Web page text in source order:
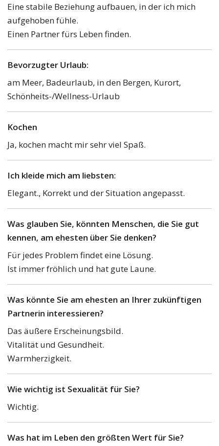
Eine stabile Beziehung aufbauen, in der ich mich
aufgehoben fühle.
Einen Partner fürs Leben finden.
Bevorzugter Urlaub:
am Meer, Badeurlaub, in den Bergen, Kurort,
Schönheits-/Wellness-Urlaub
Kochen
Ja, kochen macht mir sehr viel Spaß.
Ich kleide mich am liebsten:
Elegant., Korrekt und der Situation angepasst.
Was glauben Sie, könnten Menschen, die Sie gut
kennen, am ehesten über Sie denken?
Für jedes Problem findet eine Lösung.
Ist immer fröhlich und hat gute Laune.
Was könnte Sie am ehesten an Ihrer zukünftigen
Partnerin interessieren?
Das äußere Erscheinungsbild.
Vitalität und Gesundheit.
Warmherzigkeit.
Wie wichtig ist Sexualität für Sie?
Wichtig.
Was hat im Leben den größten Wert für Sie?